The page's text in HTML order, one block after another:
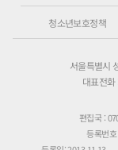
청소년보호정책
서울특별시
대표전
편집국 :
등록번